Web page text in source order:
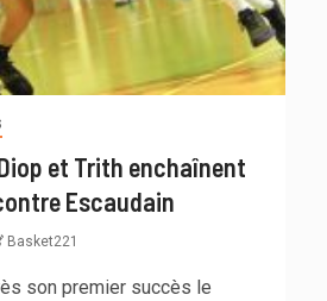
Diop et Trith enchaînent
Escaudain
Basket221
son premier succès le